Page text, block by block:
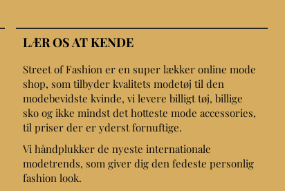
LÆR OS AT KENDE
Street of Fashion er en super lækker online mode
shop, som tilbyder kvalitets modetøj til den
modebevidste kvinde, vi levere billigt tøj, billige
sko og ikke mindst det hotteste mode accessories,
til priser der er yderst fornuftige.
Vi håndplukker de nyeste internationale
modetrends, som giver dig den fedeste personlig
fashion look.